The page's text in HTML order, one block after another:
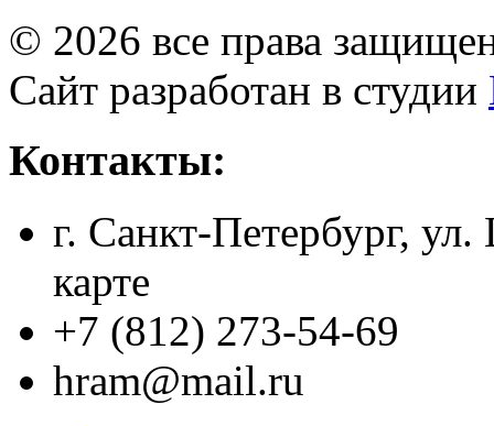
© 2026 все права
Сайт разработан в студии
Контакты:
г. Санкт-Петербург,
карте
+7 (812) 273-54-69
hram@mail.ru